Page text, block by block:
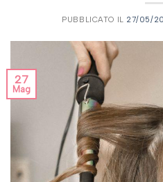
PUBBLICATO IL 27/05/
27
Mag